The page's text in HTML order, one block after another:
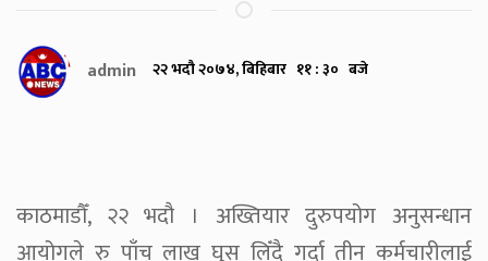
admin २२ भदौ २०७४, बिहिबार ११ : ३० बजे
काठमाडौँ, २२ भदौ । अख्तियार दुरुपयोग अनुसन्धान